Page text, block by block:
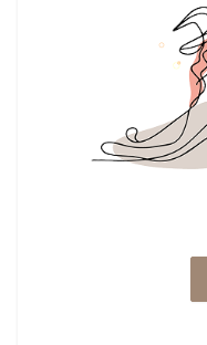
於我們的放鬆和幸
雕塑的創造力。
物種喪失的速度比
快，主要是由於人
博物館和國際自然